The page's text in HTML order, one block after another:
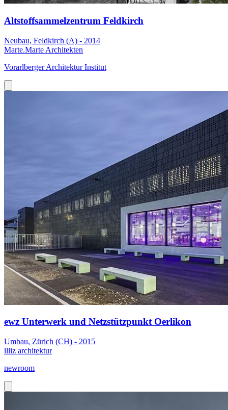
Altstoffsammelzentrum Feldkirch
Neubau, Feldkirch (A) - 2014
Marte.Marte Architekten
Vorarlberger Architektur Institut
ewz Unterwerk und Netzstützpunkt Oerlikon
Umbau, Zürich (CH) - 2015
illiz architektur
newroom